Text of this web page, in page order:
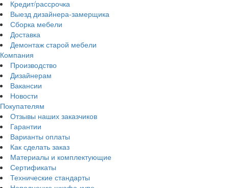
Кредит/рассрочка
Выезд дизайнера-замерщика
Сборка мебели
Доставка
Демонтаж старой мебели
Компания
Производство
Дизайнерам
Вакансии
Новости
Покупателям
Отзывы наших заказчиков
Гарантии
Варианты оплаты
Как сделать заказ
Материалы и комплектующие
Сертификаты
Технические стандарты